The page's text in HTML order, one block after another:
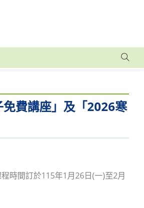
費講座」及「2026寒
時間訂於115年1月26日(一)至2月